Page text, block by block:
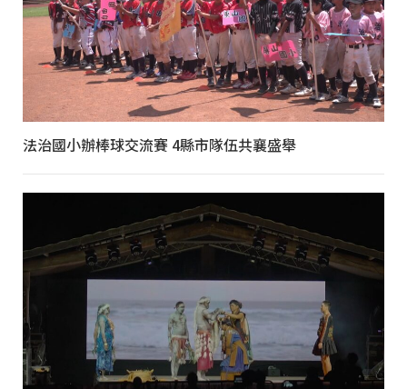
法治國小辦棒球交流賽 4縣市隊伍共襄盛舉